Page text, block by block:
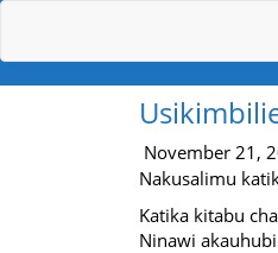
November 21,
Nakusalimu
Katika kitabu
Ninawi